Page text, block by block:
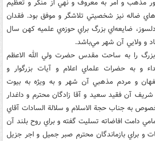
مذهب و امر به معروف و نهي از منکر و تعظيم
ضاله نيز شخصيتي تلاشگر و موفق بود. فقدان
ضايعه‌اي بزرگ براي حوزه‌ي علميه کهن سال
و ولايي آن شهر مي‌باشد.
را به ساحت مقدس حضرت ولي الله الاعظم
و به حضرات علماي اعلام و آيات بزرگوار و
و مردم مذهبي آن شهر و به ويژه به بيوت
آن فقيد سعيد و آقا زادگان محترم و داغدار
به جناب حجة الاسلام و سلالة السادات آقاي
دامت افاضاته تسليت گفته و براي روح بلند آن
و براي بازماندگان محترم صبر جميل و اجر جزيل